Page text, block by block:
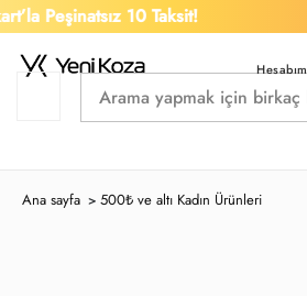
10 Taksit!
Ana sayfa > 500₺ ve altı Kadın Ürünleri